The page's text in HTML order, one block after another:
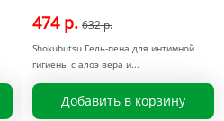
474 р. 632 р.
Shokubutsu Гель-пена для интимной
гигиены с алоэ вера и
Добавить в корзину